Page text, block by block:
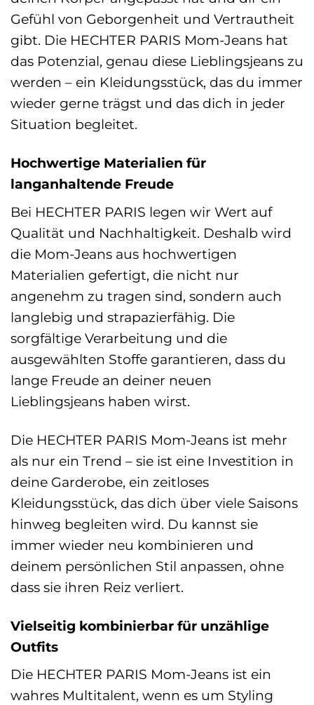
Gefühl von Geborgenheit und Vertrautheit
gibt. Die HECHTER PARIS Mom-Jeans hat
das Potenzial, genau diese Lieblingsjeans zu
werden – ein Kleidungsstück, das du immer
wieder gerne trägst und das dich in jeder
Situation begleitet.
Hochwertige Materialien für
langanhaltende Freude
Bei HECHTER PARIS legen wir Wert auf
Qualität und Nachhaltigkeit. Deshalb wird
die Mom-Jeans aus hochwertigen
Materialien gefertigt, die nicht nur
angenehm zu tragen sind, sondern auch
langlebig und strapazierfähig. Die
sorgfältige Verarbeitung und die
ausgewählten Stoffe garantieren, dass du
lange Freude an deiner neuen
Lieblingsjeans haben wirst.
Die HECHTER PARIS Mom-Jeans ist mehr
als nur ein Trend – sie ist eine Investition in
deine Garderobe, ein zeitloses
Kleidungsstück, das dich über viele Saisons
hinweg begleiten wird. Du kannst sie
immer wieder neu kombinieren und
deinem persönlichen Stil anpassen, ohne
dass sie ihren Reiz verliert.
Vielseitig kombinierbar für unzählige
Outfits
Die HECHTER PARIS Mom-Jeans ist ein
wahres Multitalent, wenn es um Styling